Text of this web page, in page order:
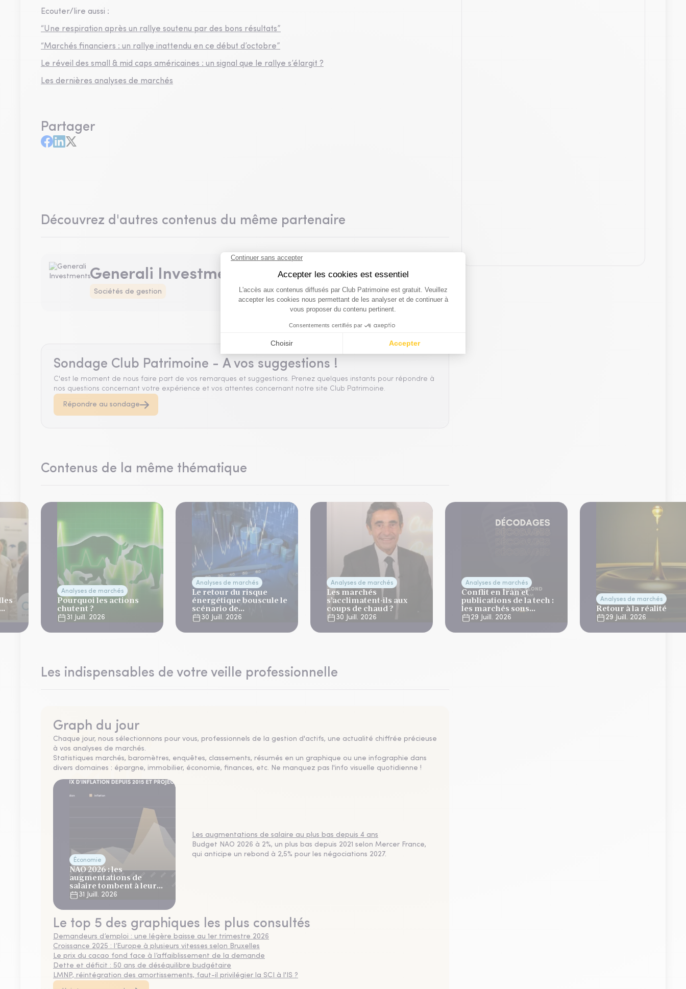
Ecouter/lire aussi :
“Une respiration après un rallye soutenu par des bons résultats”
“Marchés financiers : un rallye inattendu en ce début d’octobre”
Le réveil des small & mid caps américaines : un signal que le rallye s’élargit ?
Les dernières analyses de marchés
Partager
Découvrez d'autres contenus du même partenaire
Generali Investments
Sociétés de gestion
Sondage Club Patrimoine - A vos suggestions !
C'est le moment de nous faire part de vos remarques et suggestions. Prenez quelques instants pour répondre à
nos questions concernant votre expérience et vos attentes concernant notre site Club Patrimoine.
Répondre au sondage
Contenus de la même thématique
Analyses de marchés
Pourquoi les actions
chutent ?
31 Juill. 2026
Analyses de marchés
Le retour du risque
énergétique bouscule le
scénario de
normalisation
30 Juill. 2026
Analyses de marchés
Les marchés
s’acclimatent-ils aux
coups de chaud ?
30 Juill. 2026
Analyses de marchés
Conflit en Iran et
publications de la tech :
les marchés sous
tension
29 Juill. 2026
Analyses de marchés
Retour à la réalité
29 Juill. 2026
Les indispensables de votre veille professionnelle
Graph du jour
Chaque jour, nous sélectionnons pour vous, professionnels de la gestion d'actifs, une actualité chiffrée précieuse
à vos analyses de marchés.
Statistiques marchés, baromètres, enquêtes, classements, résumés en un graphique ou une infographie dans
divers domaines : épargne, immobilier, économie, finances, etc. Ne manquez pas l'info visuelle quotidienne !
Économie
NAO 2026 : les
augmentations de
salaire tombent à leur
plus bas niveau depuis 4
ans
31 Juill. 2026
Les augmentations de salaire au plus bas depuis 4 ans
Budget NAO 2026 à 2%, un plus bas depuis 2021 selon Mercer France,
qui anticipe un rebond à 2,5% pour les négociations 2027.
Le top 5 des graphiques les plus consultés
Demandeurs d’emploi : une légère baisse au 1er trimestre 2026
Croissance 2025 : l’Europe à plusieurs vitesses selon Bruxelles
Le prix du cacao fond face à l’affaiblissement de la demande
Dette et déficit : 50 ans de déséquilibre budgétaire
LMNP, réintégration des amortissements, faut-il privilégier la SCI à l'IS ?